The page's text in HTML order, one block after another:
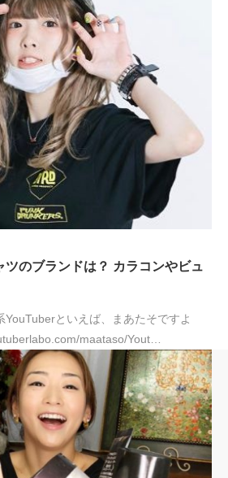
ツのブランドは？ カラコンやビュ
YouTuberといえば、まあたそですよ
maataso/Yout…